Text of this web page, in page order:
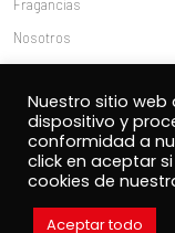
Fragancias
Nosotros
Políticas Corporativas
2021 Carlos Cramer
Dirección Lucerna 4925,
Nuestro sitio web
dispositivo y
conformidad a
click en aceptar
cookies de
Aceptar todo